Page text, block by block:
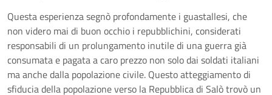
Questa esperienza segnò profondamente i guastallesi, che
non videro mai di buon occhio i repubblichini, considerati
responsabili di un prolungamento inutile di una guerra già
consumata e pagata a caro prezzo non solo dai soldati italiani
ma anche dalla popolazione civile. Questo atteggiamento di
sfiducia della popolazione verso la Repubblica di Salò trovò un